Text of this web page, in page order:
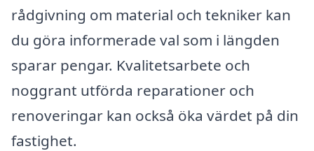
rådgivning om material och tekniker kan
du göra informerade val som i längden
sparar pengar. Kvalitetsarbete och
noggrant utförda reparationer och
renoveringar kan också öka värdet på din
fastighet.